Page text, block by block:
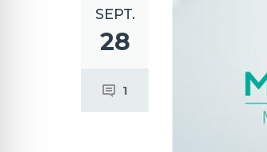
SEPT.
28
1